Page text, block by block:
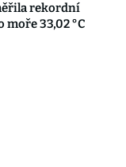
rekordní
33,02 °C